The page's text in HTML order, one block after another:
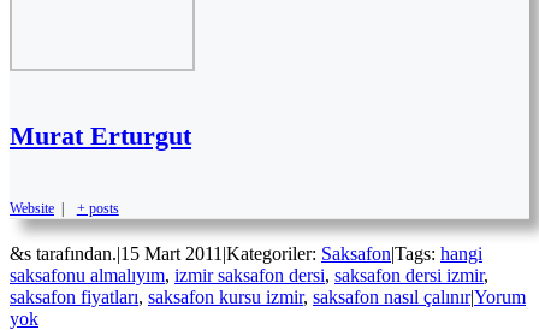
Murat Erturgut
Website | + posts
&s tarafından.|15 Mart 2011 |Kategoriler: Saksafon|Tags: hangi
saksafonu almalıyım, izmir saksafon dersi, saksafon dersi izmir,
saksafon fiyatları, saksafon kursu izmir, saksafon nasıl çalınır|Yorum
yok